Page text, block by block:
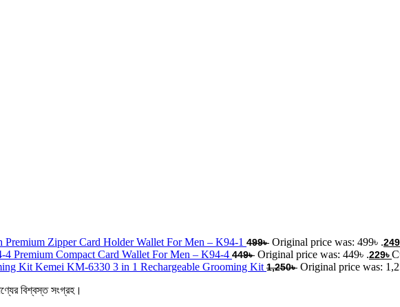
Premium Zipper Card Holder Wallet For Men – K94-1 499৳ Original price was: 499৳ .249
Premium Compact Card Wallet For Men – K94-4 449৳ Original price was: 449৳ .229৳
Kemei KM-6330 3 in 1 Rechargeable Grooming Kit 1,250৳ Original price was:
বিশ্বস্ত সংগ্রহ।